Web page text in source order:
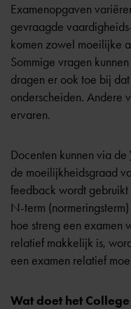
Examenopgaven
gevraagde
komen zowel moeilijke
Sommige vragen
dragen er ook toe bij
onderscheiden. Andere
ervaren.
Docenten kunnen via de
de moeilijkheidsgraad
feedback wordt gebruikt
N-term
hoe streng een examen
relatief makkelijk is,
een examen relatief
Wat doet het